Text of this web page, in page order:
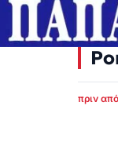
πριν